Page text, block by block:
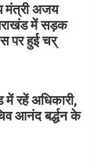
मंत्री अजय
में सड़क
पर हुई चर्
रहें अधिकारी,
आनंद बर्द्धन के